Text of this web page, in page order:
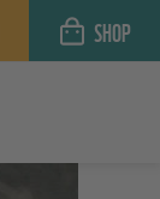
SHOP